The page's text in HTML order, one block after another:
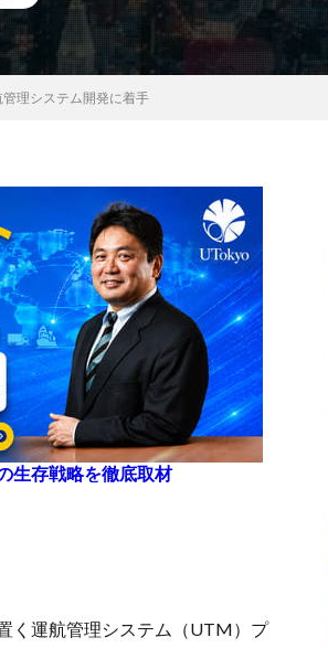
理システム開発に着手
生存戦略を徹底取材
く運航管理システム（UTM）プ